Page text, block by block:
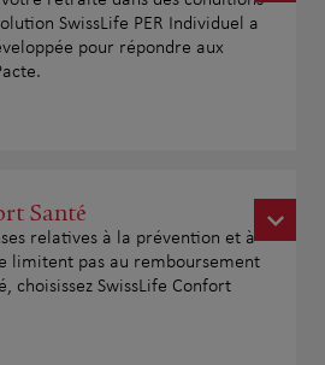
SwissLife PER Individuel a
pour répondre aux
Santé
relatives à la prévention et à
limitent pas au remboursement
choisissez SwissLife Confort